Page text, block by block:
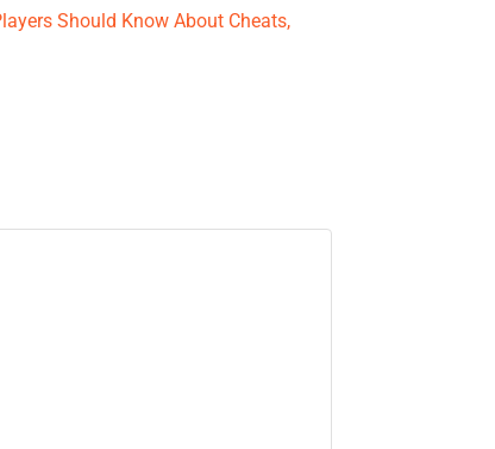
Should Know About Cheats,